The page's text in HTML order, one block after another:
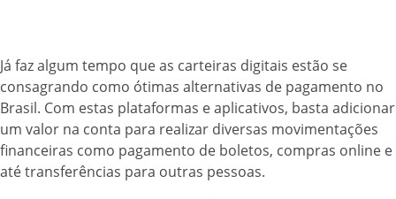
Já faz algum tempo que as carteiras digitais estão se
consagrando como ótimas alternativas de pagamento no
Brasil. Com estas plataformas e aplicativos, basta adicionar
um valor na conta para realizar diversas movimentações
financeiras como pagamento de boletos, compras online e
até transferências para outras pessoas.